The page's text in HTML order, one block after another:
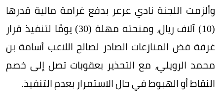
وألزمت اللجنة نادي عرعر بدفع غرامة مالية قدرها
(10) آلاف ريال، ومنحته مهلة (30) يومًا لتنفيذ قرار
غرفة فض المنازعات الصادر لصالح اللاعب أسامة بن
محمد الرويلي، مع التحذير بعقوبات تصل إلى خصم
النقاط أو الهبوط في حال الاستمرار بعدم التنفيذ.